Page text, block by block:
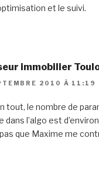
et le suivi.
immobilier
2010 À 11:19
tout, le nombre de
dans l’algo est
que Maxime me